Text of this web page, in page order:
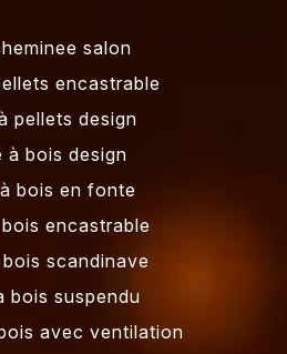
salon
encastrable
pellets design
à bois design
bois en fonte
encastrable
scandinave
bois suspendu
avec ventilation